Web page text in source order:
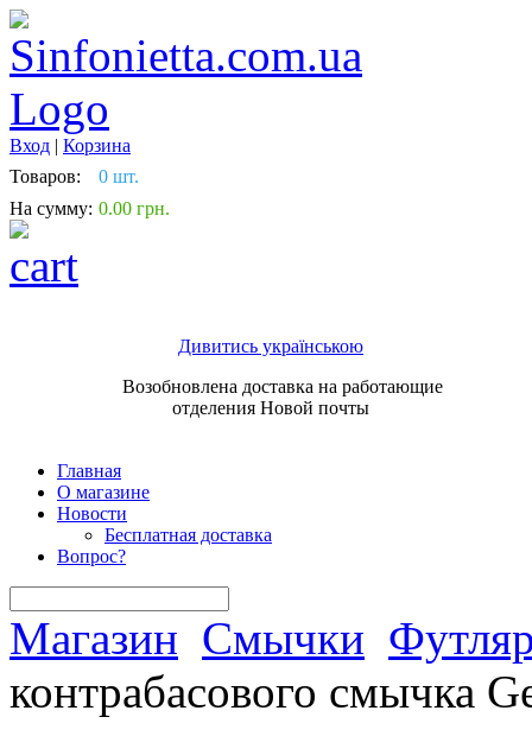
Вход | Корзина
Товаров:
0 шт.
На сумму: 0.00 грн.
Дивитись українською
Возобновлена доставка на работающие
отделения Новой почты
Главная
О магазине
Новости
Бесплатная доставка
Вопрос?
Магазин Смычки
контрабасового смычка